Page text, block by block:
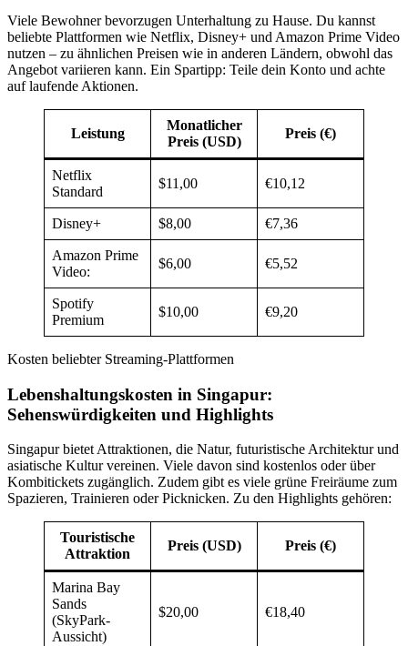
Viele Bewohner bevorzugen Unterhaltung zu Hause. Du kannst
beliebte Plattformen wie Netflix, Disney+ und Amazon Prime Video
nutzen – zu ähnlichen Preisen wie in anderen Ländern, obwohl das
Angebot variieren kann. Ein Spartipp: Teile dein Konto und achte
auf laufende Aktionen.
Leistung
Monatlicher
Preis (USD)
Preis (€)
Netflix
Standard
$11,00 €10,12
Disney+ $8,00 €7,36
Amazon Prime
Video:
$6,00 €5,52
Spotify
Premium
$10,00 €9,20
Kosten beliebter Streaming-Plattformen
Lebenshaltungskosten in Singapur:
Sehenswürdigkeiten und Highlights
Singapur bietet Attraktionen, die Natur, futuristische Architektur und
asiatische Kultur vereinen. Viele davon sind kostenlos oder über
Kombitickets zugänglich. Zudem gibt es viele grüne Freiräume zum
Spazieren, Trainieren oder Picknicken. Zu den Highlights gehören:
Touristische
Attraktion
Preis (USD) Preis (€)
Marina Bay
Sands
(SkyPark-
Aussicht)
$20,00 €18,40